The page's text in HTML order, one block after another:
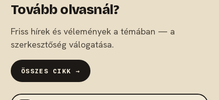
Tovább olvasnál?
Friss hírek és vélemények a témában — a
szerkesztőség válogatása.
ÖSSZES CIKK →